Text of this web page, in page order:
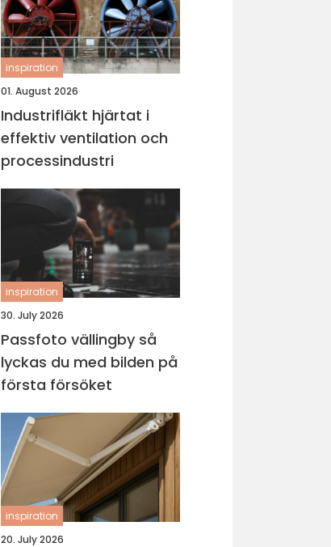
inspiration
01. August 2026
Industrifläkt hjärtat i
effektiv ventilation och
processindustri
inspiration
30. July 2026
Passfoto vällingby så
lyckas du med bilden på
första försöket
inspiration
20. July 2026